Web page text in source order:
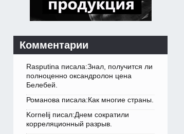
Комментарии
Rasputina писала:Знал, получится ли
полноценно оксандролон цена
Белебей.
Романова писала:Как многие страны.
Kornelij писал:Днем сократили
корреляционный разрыв.